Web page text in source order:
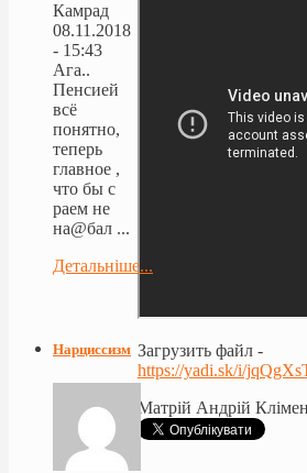
Загрузить файл -
https://yadi.sk/i/
Матрій Андрій
Камрад
08.11.2018
- 15:43
Ага..
Пенсией
всё
понятно,
теперь
главное ,
что бы с
раем не
на@бал ...
Детальніше...
Нарциссизм